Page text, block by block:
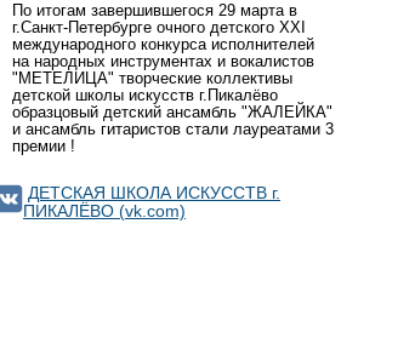
По итогам завершившегося 29 марта в
г.Санкт-Петербурге очного детского XXI
международного конкурса исполнителей
на народных инструментах и вокалистов
"МЕТЕЛИЦА" творческие коллективы
детской школы искусств г.Пикалёво
образцовый детский ансамбль "ЖАЛЕЙКА"
и ансамбль гитаристов стали лауреатами 3
премии !
ДЕТСКАЯ ШКОЛА ИСКУССТВ г.
ПИКАЛЁВО (vk.com)